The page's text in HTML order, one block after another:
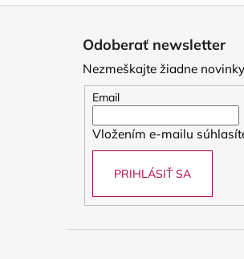
Odoberať newsletter
Nezmeškajte žiadne
Email
Vložením e-mailu
PRIHLÁSIŤ SA